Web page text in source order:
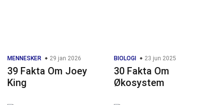
MENNESKER 29 jan 2026
39 Fakta Om Joey
King
BIOLOGI 23 jun 2025
30 Fakta Om
Økosystem